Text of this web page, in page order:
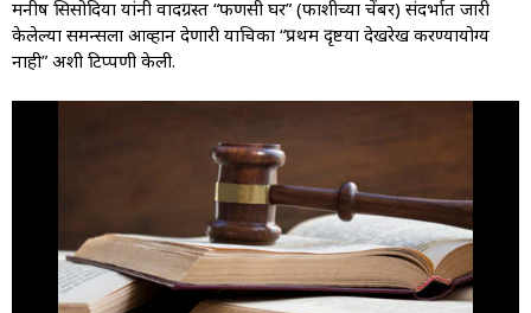
मनीष सिसोदिया यांनी वादग्रस्त “फणसी घर” (फाशीच्या चेंबर) संदर्भात जारी
केलेल्या समन्सला आव्हान देणारी याचिका “प्रथम दृष्टया देखरेख करण्यायोग्य
नाही” अशी टिप्पणी केली.